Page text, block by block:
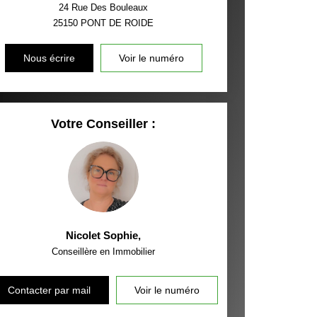
24 Rue Des Bouleaux
25150 PONT DE ROIDE
Nous écrire Voir le numéro
Votre Conseiller :
Nicolet Sophie,
Conseillère en Immobilier
Contacter par mail Voir le numéro